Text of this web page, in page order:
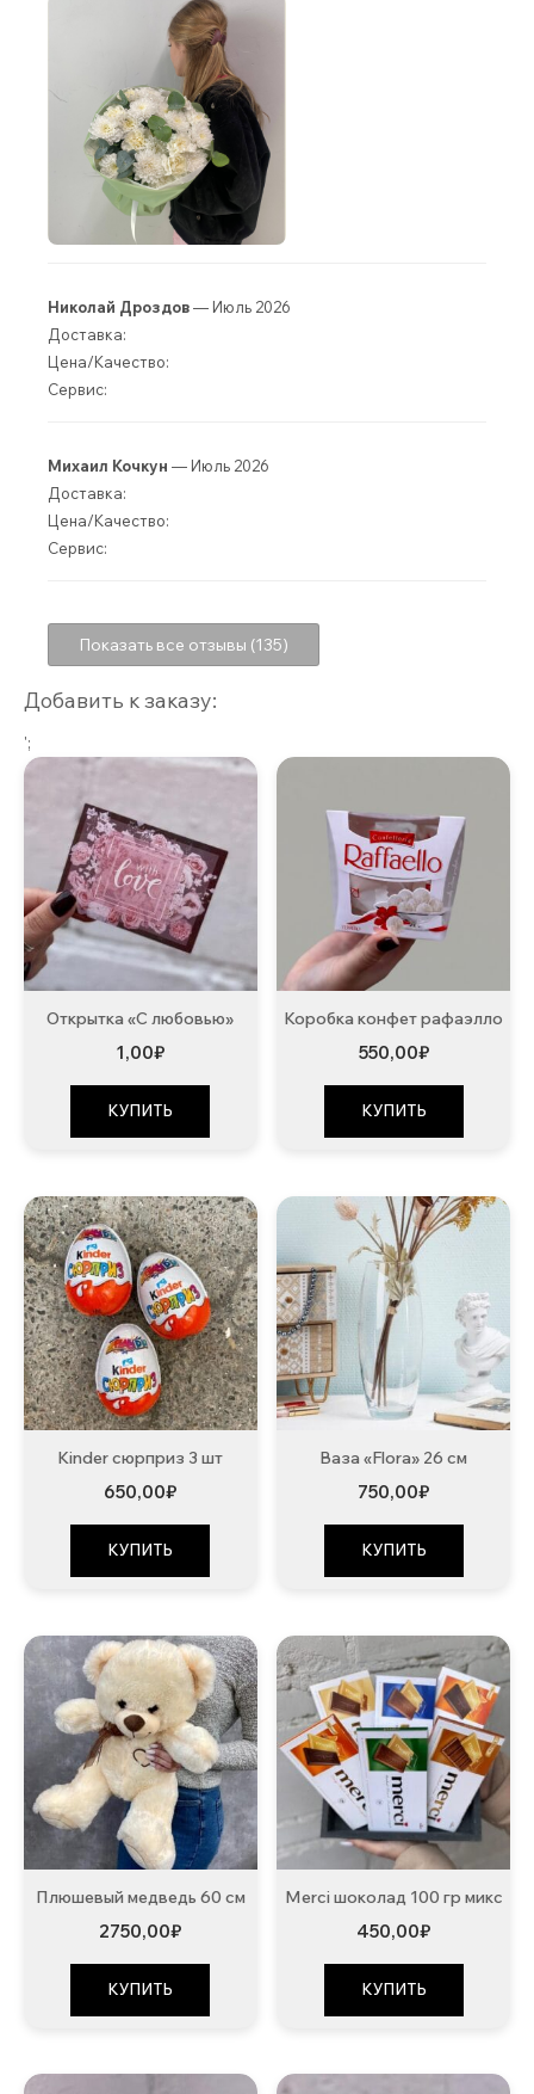
Николай Дроздов— Июль 2026
Доставка:
Цена/Качество:
Сервис:
Михаил Кочкун — Июль 2026
Доставка:
Цена/Качество:
Сервис:
Показать все отзывы (135)
Добавить к заказу:
';
Открытка «С любовью»
1,00₽
КУПИТЬ
Коробка конфет рафаэлло
550,00₽
КУПИТЬ
Kinder сюрприз 3 шт
650,00₽
КУПИТЬ
Ваза «Flora» 26 см
750,00₽
КУПИТЬ
Плюшевый медведь 60 см
2750,00₽
КУПИТЬ
Merci шоколад 100 гр микс
450,00₽
КУПИТЬ